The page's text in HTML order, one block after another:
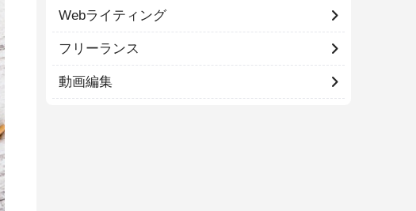
Webライティング
フリーランス
動画編集